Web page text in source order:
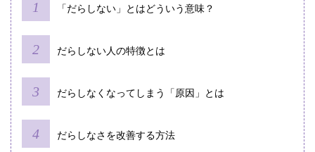
「だらしない」とはどういう意味？
だらしない人の特徴とは
だらしなくなってしまう「原因」とは
だらしなさを改善する方法